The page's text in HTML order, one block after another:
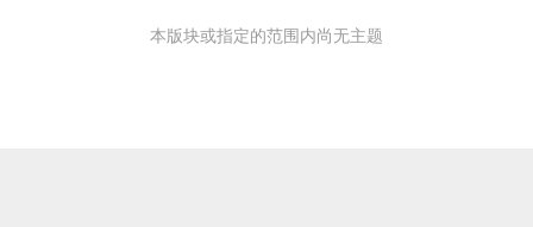
本版块或指定的范围内尚无主题